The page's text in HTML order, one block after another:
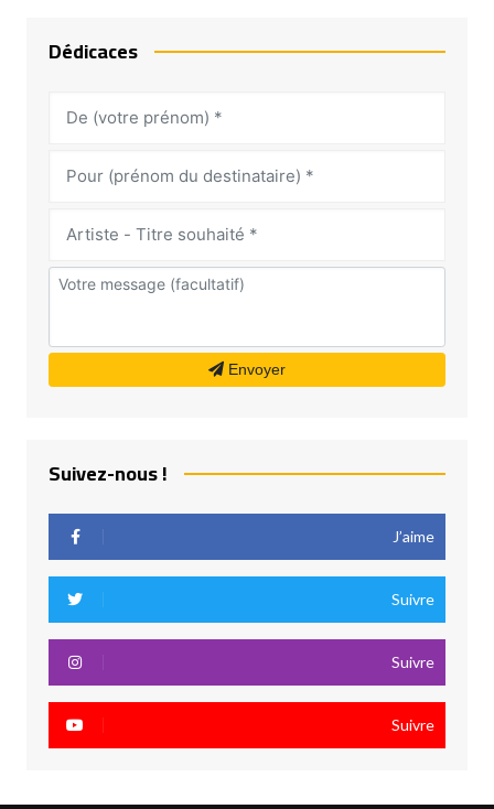
Dédicaces
Envoyer
Suivez-nous !
J’aime
Suivre
Suivre
Suivre